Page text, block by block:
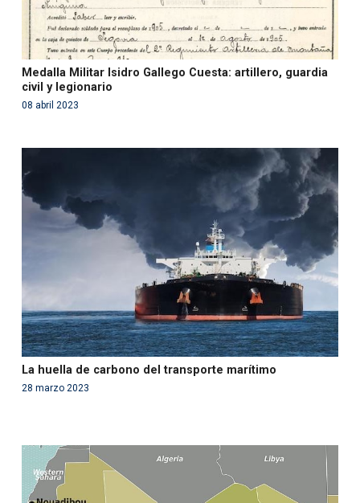
Medalla Militar Isidro Gallego Cuesta: artillero, guardia
civil y legionario
08 abril 2023
Warning
: Use of undefined constant php - assumed
'php' (this will throw an Error in a future version of PHP)
in/var/www/acami.es/wp-
content/themes/fundcami/page-publicaciones.php
on line99
La huella de carbono del transporte marítimo
28 marzo 2023
Warning: Use of undefined constant php - assumed
'php' (this will throw an Error in a future version of PHP)